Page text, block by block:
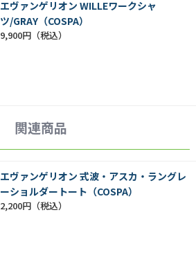
エヴァンゲリオン WILLEワークシャ
ツ/GRAY（COSPA）
9,900円
関連商品
エヴァンゲリオン 式波・アスカ・ラングレ
ーショルダートート（COSPA）
2,200円